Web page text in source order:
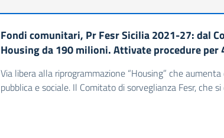
Fondi comunitari, Pr Fesr Sicilia 2021-27: dal
Housing da 190 milioni. Attivate procedure per
Via libera alla riprogrammazione “Housing” che
pubblica e sociale. Il Comitato di sorveglianza Fesr, che